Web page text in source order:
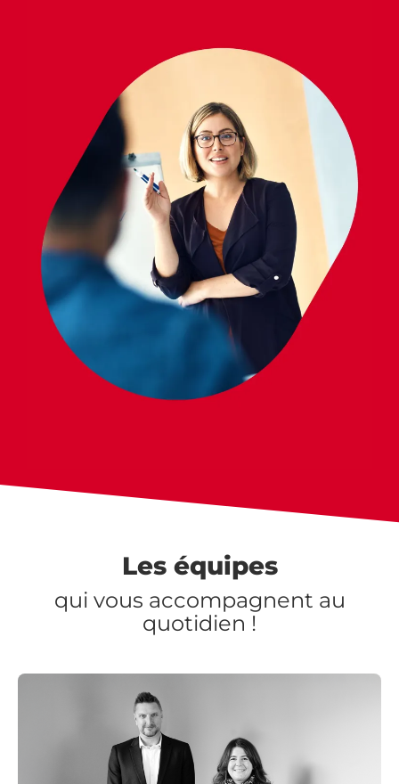
Les équipes
qui vous accompagnent au
quotidien !